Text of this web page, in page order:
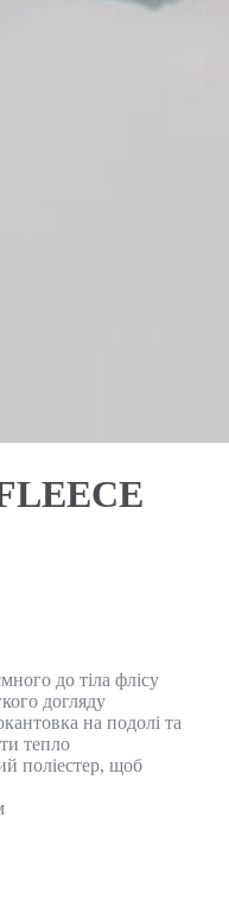
до тіла флісу
догляду
на подолі та
тепло
поліестер, щоб